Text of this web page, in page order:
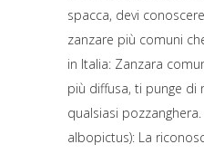
spacca, devi
zanzare più comuni
in Italia: Zanzara
più diffusa, ti punge
qualsiasi
albopictus): La